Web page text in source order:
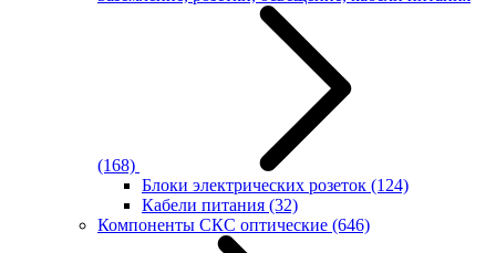
(168)
Блоки электрических розеток (124)
Кабели питания (32)
Компоненты СКС оптические (646)